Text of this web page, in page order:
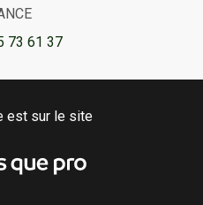
73 61 37
est sur le site